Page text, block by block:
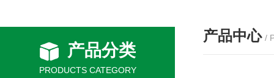
产品分类
PRODUCTS CATEGORY
产品中心 /